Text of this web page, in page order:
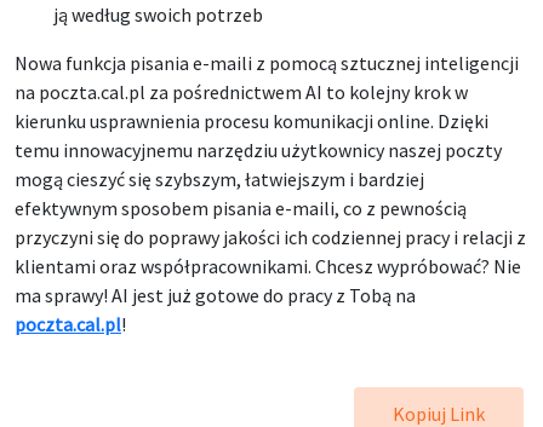
ją według swoich potrzeb
Nowa funkcja pisania e-maili z pomocą sztucznej inteligencji
na poczta.cal.pl za pośrednictwem AI to kolejny krok w
kierunku usprawnienia procesu komunikacji online. Dzięki
temu innowacyjnemu narzędziu użytkownicy naszej poczty
mogą cieszyć się szybszym, łatwiejszym i bardziej
efektywnym sposobem pisania e-maili, co z pewnością
przyczyni się do poprawy jakości ich codziennej pracy i relacji z
klientami oraz współpracownikami. Chcesz wypróbować? Nie
ma sprawy! AI jest już gotowe do pracy z Tobą na
poczta.cal.pl!
Kopiuj Link